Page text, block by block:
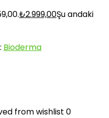
₺2.999,00Şu andaki
Bioderma
from wishlist 0